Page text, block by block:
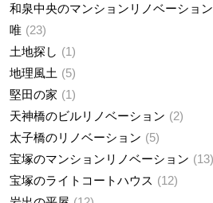
和泉中央のマンションリノベーション
唯
23
土地探し
1
地理風土
5
堅田の家
1
天神橋のビルリノベーション
2
太子橋のリノベーション
5
宝塚のマンションリノベーション
13
宝塚のライトコートハウス
12